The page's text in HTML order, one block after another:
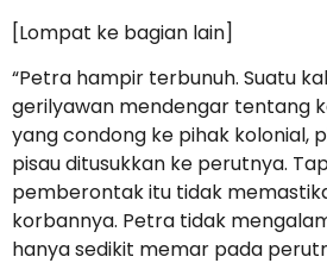
[Lompat ke bagian lain]
“Petra hampir terbunuh. Suatu
gerilyawan mendengar tentang
yang condong ke pihak kolonial,
pisau ditusukkan ke perutnya.
pemberontak itu tidak
korbannya. Petra tidak
hanya sedikit memar pada